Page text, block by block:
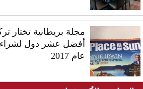
مجلة بريطانية تختار
أفضل عشر دول لشراء
عام 2017